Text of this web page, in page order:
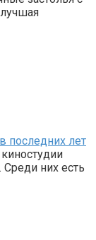
последних лет
них есть